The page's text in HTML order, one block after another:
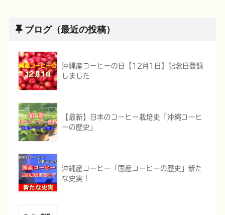
ブログ（最近の投稿）
沖縄産コーヒーの日【12月1日】記念日登録
しました
【最新】日本のコーヒー栽培史「沖縄コーヒ
ーの歴史」
沖縄産コーヒー「国産コーヒーの歴史」新た
な史実！